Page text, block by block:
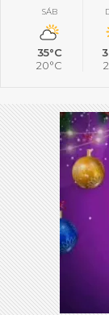
SÁB
35°C
20°C